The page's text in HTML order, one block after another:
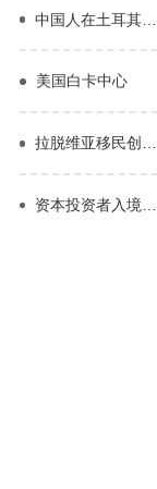
美国白卡中心